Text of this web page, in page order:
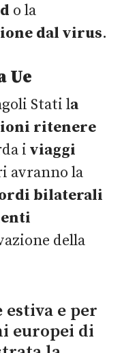
o la
dal virus.
Ue
Stati la
ritenere
i viaggi
avranno la
bilaterali
della
e per
europei di